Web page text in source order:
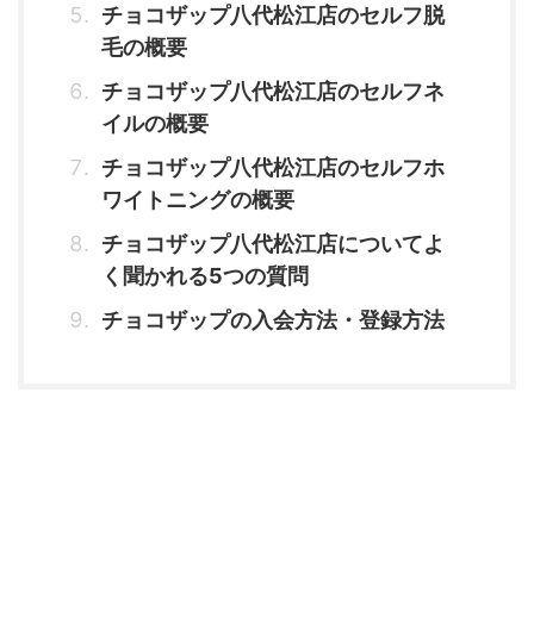
チョコザップ八代松江店のセルフ脱
毛の概要
チョコザップ八代松江店のセルフネ
イルの概要
チョコザップ八代松江店のセルフホ
ワイトニングの概要
チョコザップ八代松江店についてよ
く聞かれる5つの質問
チョコザップの入会方法・登録方法